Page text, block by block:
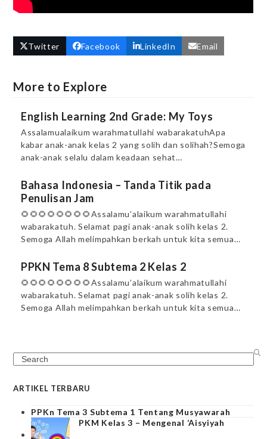
Twitter Facebook LinkedIn Email
More to Explore
English Learning 2nd Grade: My Toys
Assalamualaikum warahmatullahi wabarakatuhApa
kabar anak-anak kelas 2 yang solih dan solihah?Semoga
anak-anak selalu dalam keadaan sehat…
Bahasa Indonesia – Tanda Titik pada
Penulisan Jam
🌻🌻🌻🌻🌻🌻🌻🌻Assalamu’alaikum warahmatullahi
wabarakatuh. Selamat pagi anak-anak solih kelas 2.
Semoga Allah melimpahkan berkah untuk kita semua…
PPKN Tema 8 Subtema 2 Kelas 2
🌻🌻🌻🌻🌻🌻🌻🌻Assalamu’alaikum warahmatullahi
wabarakatuh. Selamat pagi anak-anak solih kelas 2.
Semoga Allah melimpahkan berkah untuk kita semua…
Search
ARTIKEL TERBARU
PPKn Tema 3 Subtema 1 Tentang Musyawarah
PKM Kelas 3 – Mengenal ‘Aisyiyah